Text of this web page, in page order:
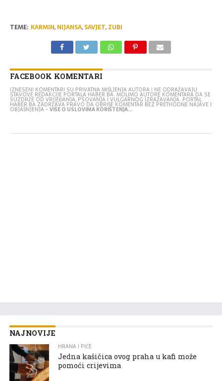
TEME: KARMIN, NIJANSA, SAVJET, ZUBI
FACEBOOK KOMENTARI
IZNESENI KOMENTARI SU PRIVATNA MIŠLJENJA AUTORA I NE ODRAŽAVAJU
STAVOVE REDAKCIJE PORTALA HABER.BA. MOLIMO AUTORE KOMENTARA DA SE
SUZDRŽE OD VRIJEĐANJA, PSOVANJA I VULGARNOG IZRAŽAVANJA. PORTAL
HABER.BA ZADRŽAVA PRAVO DA OBRIŠE KOMENTAR BEZ PRETHODNE NAJAVE I
OBJAŠNJENJA -VIŠE O USLOVIMA KORIŠTENJA...
NAJNOVIJE
HRANA I PIĆE
Jedna kašičica ovog praha u kafi može
pomoći crijevima